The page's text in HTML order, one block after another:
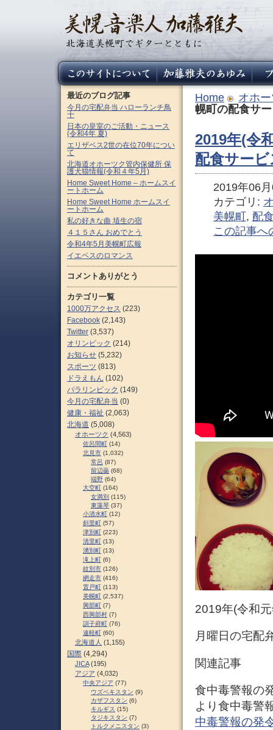
Home
オホ
幌町の配食サ
2019年(令
配食サービ
2019年06
カテゴリ:
美幌町 , 配
この記事へ
2019年(令和
月曜日の宅配
関連記事
食中毒警報の
より食中毒警
中毒警報の発
最近のブログ記事
今月の宅配弁当 ハローランチ鳥
十
日本の皇室のご活動・ニュース
(令和4年 夏)
エリザベス2世の在位70年につい
て
北海道オホーツク管内保健所 保
護犬猫情報(令和４年5月)
Home Sweet Home – ホームスイ
ートホーム
Home Sweet Home ホームスイ
ートホーム
私の好きな曲 埴生の宿
４１５さん おめでとう
令和4年5月美幌町広報
イエペスのロマンス
コメントありがとう
カテゴリ一覧
1000万アクセス (223)
Facebook (2,143)
Twitter (3,537)
オリンピック (214)
お知らせ (5,232)
スポーツ (813)
ドラえもん (102)
パラリンピック (149)
今月の宅配弁当 (0)
健康・福祉 (2,063)
北海道 (5,008)
オホーツク (4,563)
佐呂間町 (14)
北見市 (1,032)
常呂 (87)
留辺蘂 (68)
端野 (64)
大空町 (164)
女満別 (115)
東藻琴 (37)
小清水町 (12)
斜里町 (57)
津別町 (223)
清里町 (13)
湧別町 (13)
滝上町 (6)
紋別市 (126)
網走市 (416)
置戸町 (113)
美幌町 (2,537)
興部町 (7)
西興部村 (7)
訓子府町 (76)
遠軽町 (60)
北海道人 (1,155)
国際 (4,294)
JICA(195)
アジア (4,032)
中央アジア (77)
ウズベキスタン (9)
カザフスタン (6)
キルギス (15)
タジキスタン (7)
トルクメニスタン (3)